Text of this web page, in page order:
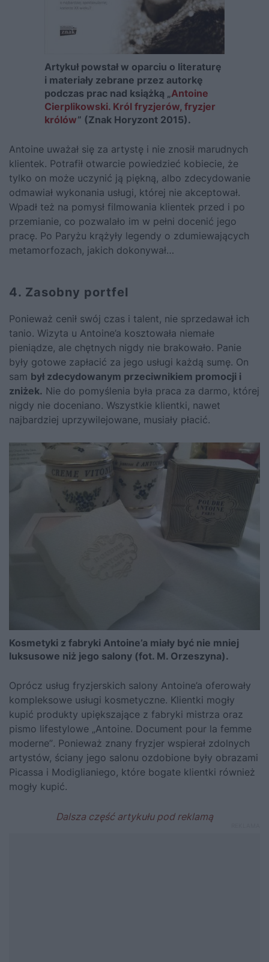
Artykuł powstał w oparciu o literaturę
i materiały zebrane przez autorkę
podczas prac nad książką „Antoine
Cierplikowski. Król fryzjerów, fryzjer
królów” (Znak Horyzont 2015).
Antoine uważał się za artystę i nie znosił marudnych
klientek. Potrafił otwarcie powiedzieć kobiecie, że
tylko on może uczynić ją piękną, albo zdecydowanie
odmawiał wykonania usługi, której nie akceptował.
Wpadł też na pomysł filmowania klientek przed i po
przemianie, co pozwalało im w pełni docenić jego
pracę. Po Paryżu krążyły legendy o zdumiewających
metamorfozach, jakich dokonywał…
4. Zasobny portfel
Ponieważ cenił swój czas i talent, nie sprzedawał ich
tanio. Wizyta u Antoine’a kosztowała niemałe
pieniądze, ale chętnych nigdy nie brakowało. Panie
były gotowe zapłacić za jego usługi każdą sumę. On
sam był zdecydowanym przeciwnikiem promocji i
zniżek. Nie do pomyślenia była praca za darmo, której
nigdy nie doceniano. Wszystkie klientki, nawet
najbardziej uprzywilejowane, musiały płacić.
Kosmetyki z fabryki Antoine’a miały być nie mniej
luksusowe niż jego salony (fot. M. Orzeszyna).
Oprócz usług fryzjerskich salony Antoine’a oferowały
kompleksowe usługi kosmetyczne. Klientki mogły
kupić produkty upiększające z fabryki mistrza oraz
pismo lifestylowe „Antoine. Document pour la femme
moderne”. Ponieważ znany fryzjer wspierał zdolnych
artystów, ściany jego salonu ozdobione były obrazami
Picassa i Modiglianiego, które bogate klientki również
mogły kupić.